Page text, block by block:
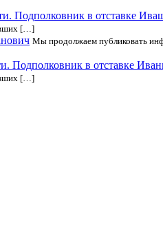
Подполковник в отставке
[…]
Мы продолжаем публиковать
Подполковник в отставке
[…]